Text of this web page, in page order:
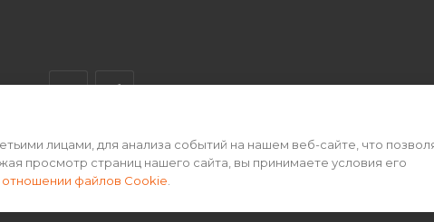
лицами, для анализа событий на нашем веб-сайте, что
просмотр страниц нашего сайта, вы принимаете условия его
отношении файлов Cookie